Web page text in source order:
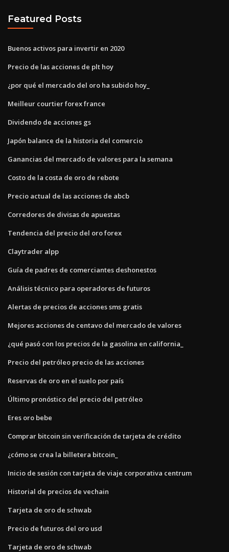
Featured Posts
Buenos activos para invertir en 2020
Precio de las acciones de plt hoy
¿por qué el mercado del oro ha subido hoy_
Meilleur courtier forex france
Dividendo de acciones gs
Japón balance de la historia del comercio
Ganancias del mercado de valores para la semana
Costo de la costa de oro de rebote
Precio actual de las acciones de abcb
Corredores de divisas de apuestas
Tendencia del precio del oro forex
Claytrader alpp
Guía de padres de comerciantes deshonestos
Análisis técnico para operadores de futuros
Alertas de precios de acciones sms gratis
Mejores acciones de centavo del mercado de valores
¿qué pasó con los precios de la gasolina en california_
Precio del petróleo precio de las acciones
Reservas de oro en el suelo por país
Último pronóstico del precio del petróleo
Eres oro bebe
Comprar bitcoin sin verificación de tarjeta de crédito
¿cómo se crea la billetera bitcoin_
Inicio de sesión con tarjeta de viaje corporativa centrum
Historial de precios de vechain
Tarjeta de oro de schwab
Precio de futuros del oro usd
Tarjeta de oro de schwab